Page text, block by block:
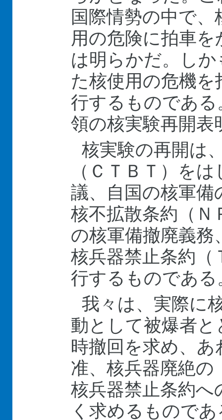
国際情勢の中で
用の危険に拍車
は明らかだ。し
た核使用の危機
行するものであ
領の核実験再開
核実験の再開は
（ＣＴＢＴ）を
議、自国の核軍
核不拡散条約（
の核軍備撤廃義
核兵器禁止条約
行するものである
我々は、実際に
動として被爆者
時撤回を求め、
准、核兵器廃絶
核兵器禁止条約
く求めるもので